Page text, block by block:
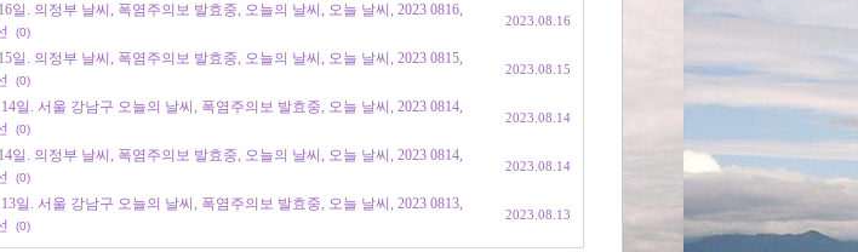
일. 의정부 날씨, 폭염주의보 발효중, 오늘의 날씨, 오늘 날씨, 2023 0816,
(0)
2023.08.16
일. 의정부 날씨, 폭염주의보 발효중, 오늘의 날씨, 오늘 날씨, 2023 0815,
(0)
2023.08.15
일. 서울 강남구 오늘의 날씨, 폭염주의보 발효중, 오늘 날씨, 2023 0814,
(0)
2023.08.14
일. 의정부 날씨, 폭염주의보 발효중, 오늘의 날씨, 오늘 날씨, 2023 0814,
(0)
2023.08.14
일. 서울 강남구 오늘의 날씨, 폭염주의보 발효중, 오늘 날씨, 2023 0813,
(0)
2023.08.13